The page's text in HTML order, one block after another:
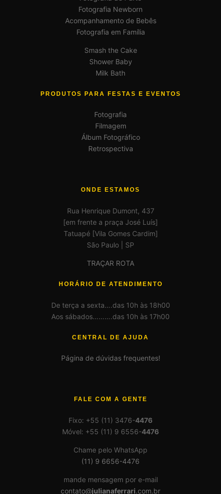
Fotografia Newborn
Acompanhamento de Bebês
Fotografia em Família
Smash the Cake
Shower Baby
Milk Bath
PRODUTOS PARA FESTAS E EVENTOS
Fotografia
Filmagem
Álbum Fotográfico
Retrospectiva
ONDE ESTAMOS
Rua Henrique Dumont, 437
[em frente a praça José Luís]
Tatuapé [Vila Gomes Cardim]
São Paulo | SP
TRAÇAR ROTA
HORÁRIO DE ATENDIMENTO
De terça a sexta….das 10h às 18h00
Aos sábados……….das 10h às 17h00
CENTRAL DE AJUDA
Página de dúvidas frequentes!
FALE COM A GENTE
Fixo: +55 (11) 3476-4476
Móvel: +55 (11) 9 6556-4476
Chame pelo WhatsApp
(11) 9 6656-4476
mande mensagem por e-mail
contato@julianaferrari.com.br